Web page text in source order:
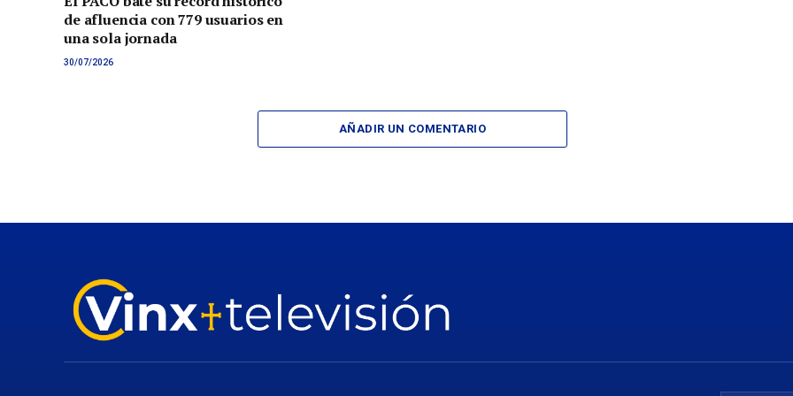
de afluencia con 779 usuarios en
una sola jornada
30/07/2026
AÑADIR UN COMENTARIO